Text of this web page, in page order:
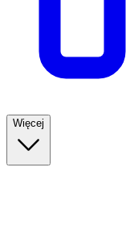
Więcej